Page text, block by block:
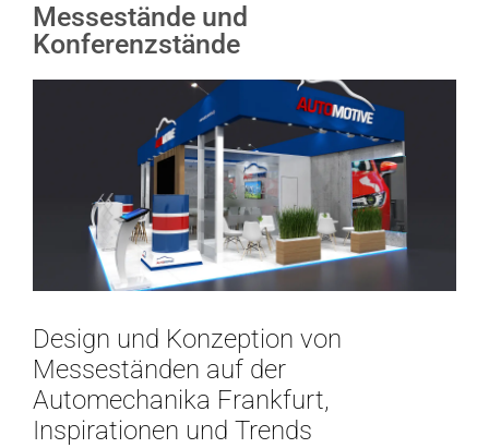
Messestände und
Konferenzstände
Design und Konzeption von
Messeständen auf der
Automechanika Frankfurt,
Inspirationen und Trends